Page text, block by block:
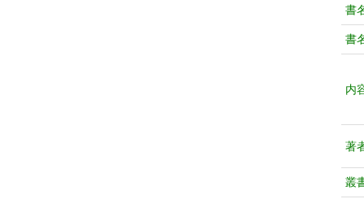
書
書
内
著
叢